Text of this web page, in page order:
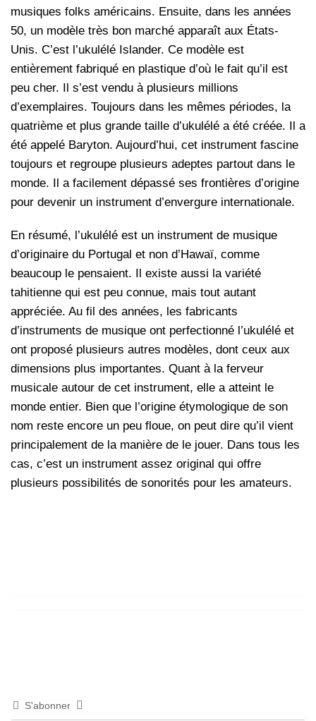
musiques folks américains. Ensuite, dans les années
50, un modèle très bon marché apparaît aux États-
Unis. C’est l’ukulélé Islander. Ce modèle est
entièrement fabriqué en plastique d’où le fait qu’il est
peu cher. Il s’est vendu à plusieurs millions
d’exemplaires. Toujours dans les mêmes périodes, la
quatrième et plus grande taille d’ukulélé a été créée. Il a
été appelé Baryton. Aujourd’hui, cet instrument fascine
toujours et regroupe plusieurs adeptes partout dans le
monde. Il a facilement dépassé ses frontières d’origine
pour devenir un instrument d’envergure internationale.
En résumé, l’ukulélé est un instrument de musique
d’originaire du Portugal et non d’Hawaï, comme
beaucoup le pensaient. Il existe aussi la variété
tahitienne qui est peu connue, mais tout autant
appréciée. Au fil des années, les fabricants
d’instruments de musique ont perfectionné l’ukulélé et
ont proposé plusieurs autres modèles, dont ceux aux
dimensions plus importantes. Quant à la ferveur
musicale autour de cet instrument, elle a atteint le
monde entier. Bien que l’origine étymologique de son
nom reste encore un peu floue, on peut dire qu’il vient
principalement de la manière de le jouer. Dans tous les
cas, c’est un instrument assez original qui offre
plusieurs possibilités de sonorités pour les amateurs.
S'abonner